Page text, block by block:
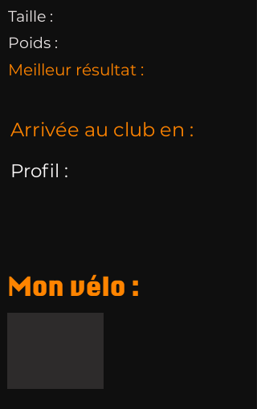
Taille :
Poids :
Meilleur résultat :
Arrivée au club en :
Profil :
Mon vélo :